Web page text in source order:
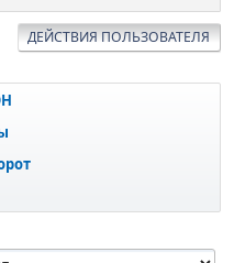
ДЕЙСТВИЯ ПОЛЬЗОВАТЕЛЯ